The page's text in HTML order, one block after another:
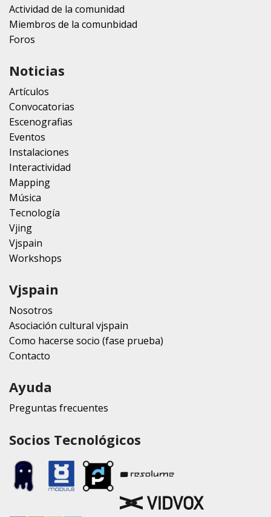
Actividad de la comunidad
Miembros de la comunbidad
Foros
Noticias
Artículos
Convocatorias
Escenografias
Eventos
Instalaciones
Interactividad
Mapping
Música
Tecnología
Vjing
Vjspain
Workshops
Vjspain
Nosotros
Asociación cultural vjspain
Como hacerse socio (fase prueba)
Contacto
Ayuda
Preguntas frecuentes
Socios Tecnológicos